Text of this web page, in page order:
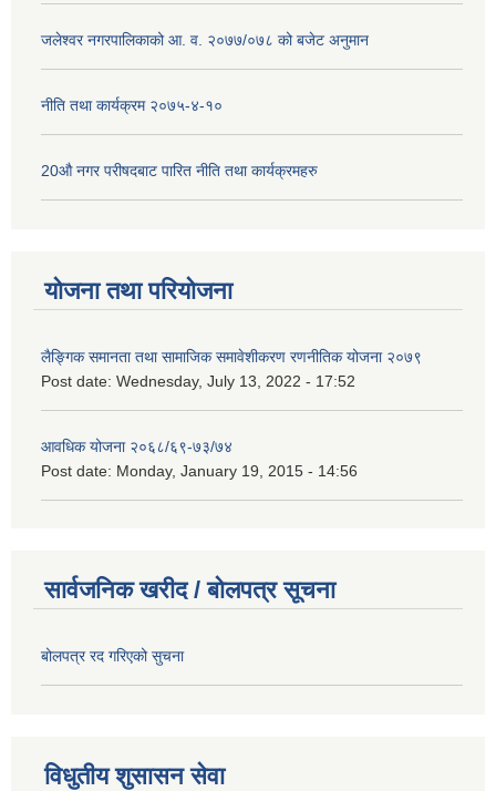
जलेश्वर नगरपालिकाको आ. व. २०७७/०७८ को बजेट अनुमान
नीति तथा कार्यक्रम २०७५-४-१०
20औ नगर परीषदबाट पारित नीति तथा कार्यक्रमहरु
योजना तथा परियोजना
लैङ्गिक समानता तथा सामाजिक समावेशीकरण रणनीतिक योजना २०७९
Post date: Wednesday, July 13, 2022 - 17:52
आवधिक योजना २०६८/६९-७३/७४
Post date: Monday, January 19, 2015 - 14:56
सार्वजनिक खरीद / बोलपत्र सूचना
बोलपत्र रद गरिएको सुचना
विधुतीय शुसासन सेवा